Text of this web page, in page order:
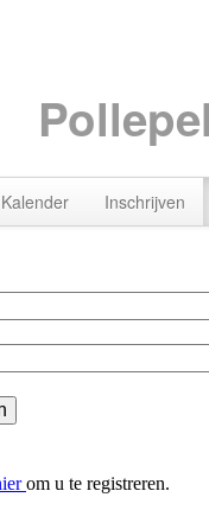
Kalender Inschrijven